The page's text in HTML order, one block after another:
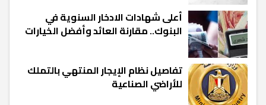
أعلى شهادات الادخار السنوية في
البنوك.. مقارنة العائد وأفضل الخيارات
تفاصيل نظام الإيجار المنتهي بالتملك
للأراضي الصناعية